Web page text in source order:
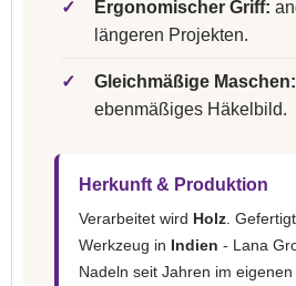
✓ Ergonomischer Griff:
längeren Projekten.
✓ Gleichmäßige Maschen:
ebenmäßiges Häkelbild.
Herkunft & Produktion
Verarbeitet wird Holz .
Werkzeug in Indien - Lana
Nadeln seit Jahren im